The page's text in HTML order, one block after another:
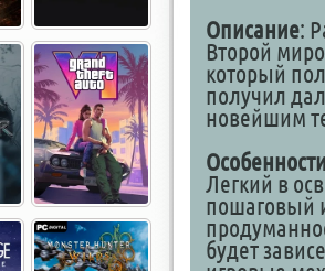
Описание:
Второй
который
получил
новейшим
Легкий в
пошаговый
будет